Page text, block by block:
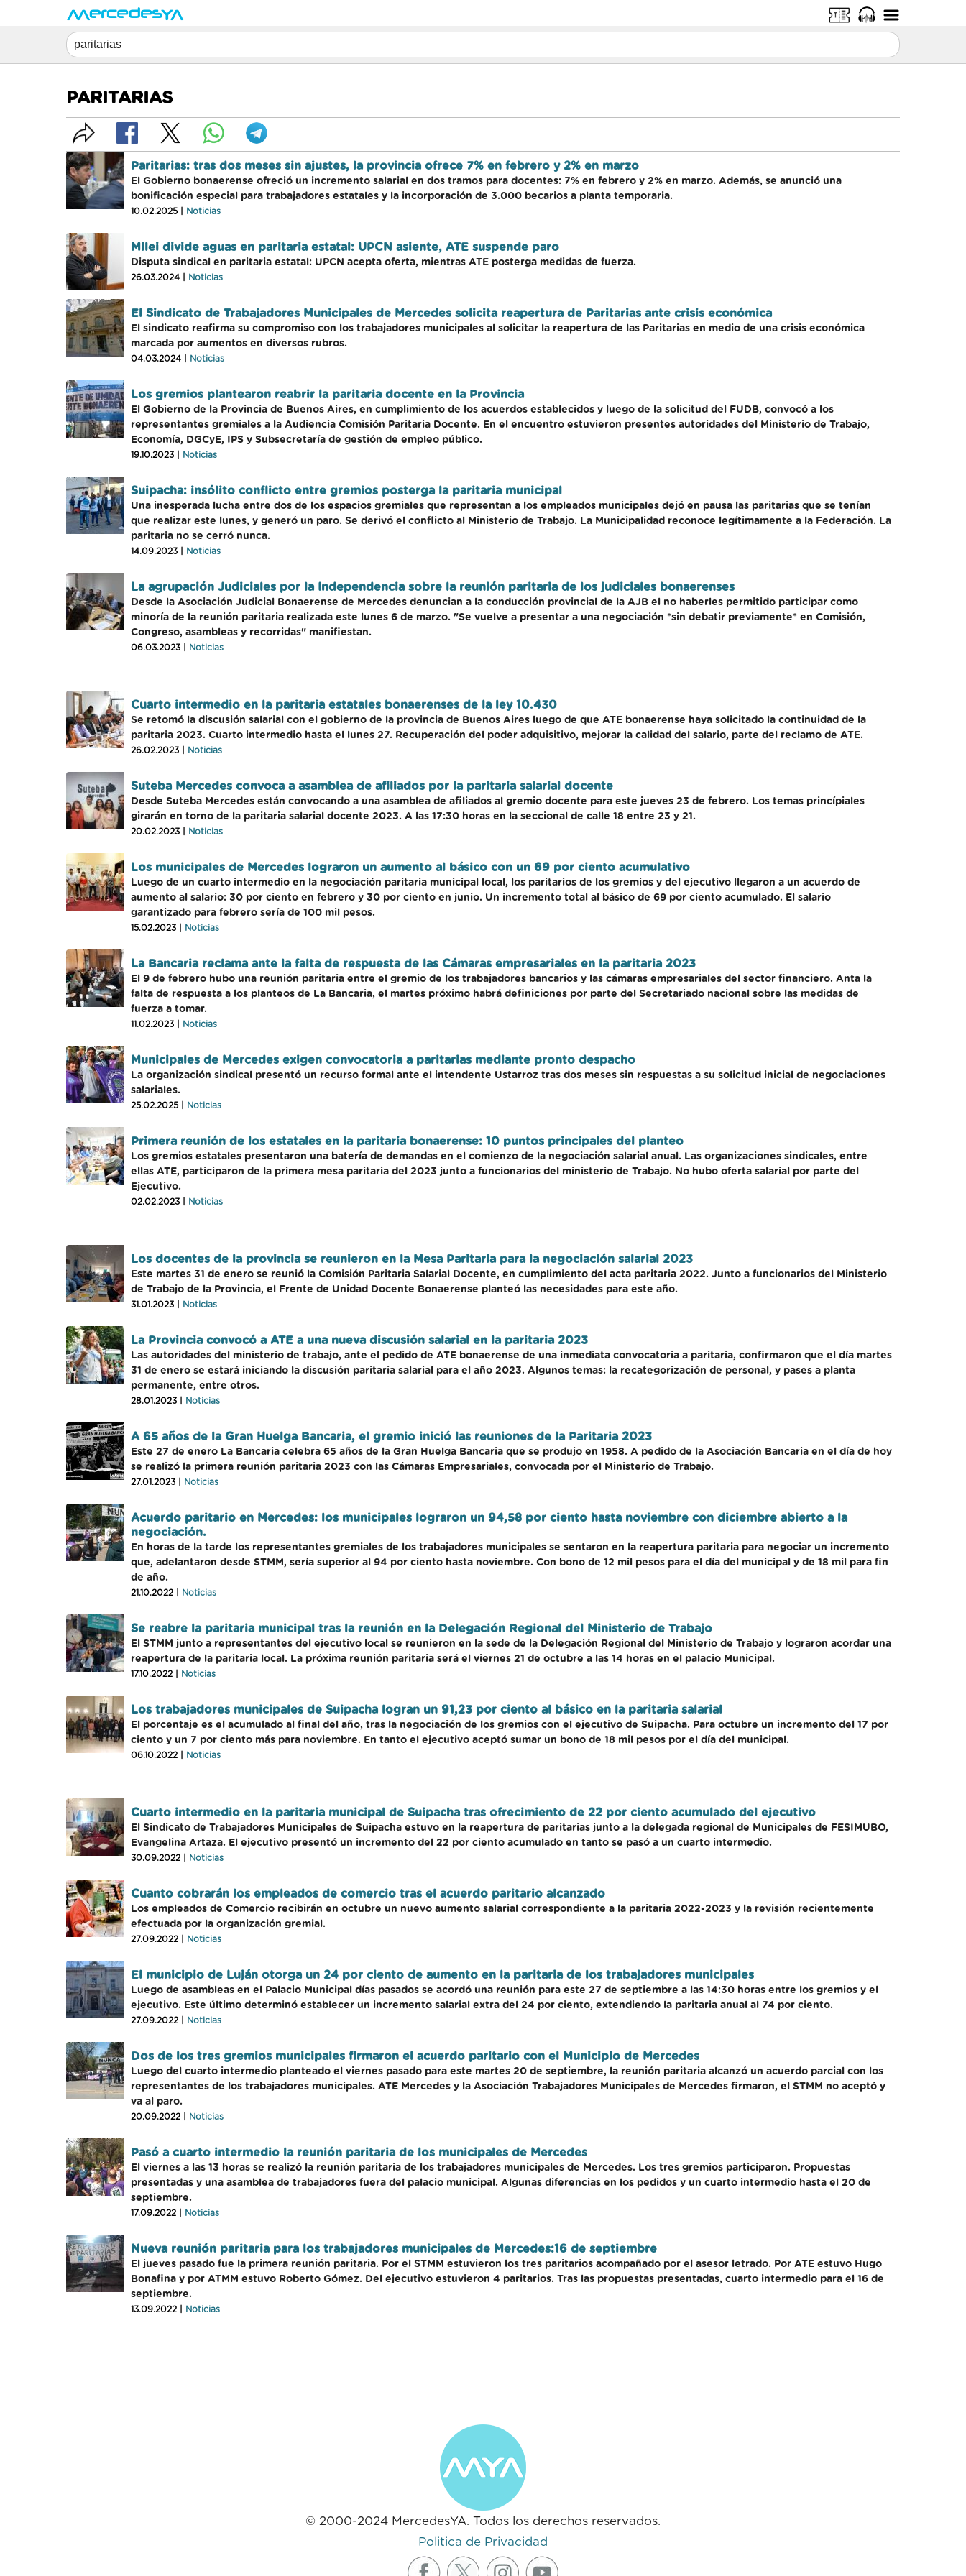
PARITARIAS
Paritarias: tras dos meses sin ajustes, la provincia ofrece 7% en febrero y 2% en marzo
El Gobierno bonaerense ofreció un incremento salarial en dos tramos para docentes: 7% en febrero y 2% en marzo. Además, se anunció una
bonificación especial para trabajadores estatales y la incorporación de 3.000 becarios a planta temporaria.
10.02.2025 | Noticias
Milei divide aguas en paritaria estatal: UPCN asiente, ATE suspende paro
Disputa sindical en paritaria estatal: UPCN acepta oferta, mientras ATE posterga medidas de fuerza.
26.03.2024 | Noticias
El Sindicato de Trabajadores Municipales de Mercedes solicita reapertura de Paritarias ante crisis económica
El sindicato reafirma su compromiso con los trabajadores municipales al solicitar la reapertura de las Paritarias en medio de una crisis económica
marcada por aumentos en diversos rubros.
04.03.2024 | Noticias
Los gremios plantearon reabrir la paritaria docente en la Provincia
El Gobierno de la Provincia de Buenos Aires, en cumplimiento de los acuerdos establecidos y luego de la solicitud del FUDB, convocó a los
representantes gremiales a la Audiencia Comisión Paritaria Docente. En el encuentro estuvieron presentes autoridades del Ministerio de Trabajo,
Economía, DGCyE, IPS y Subsecretaría de gestión de empleo público.
19.10.2023 | Noticias
Suipacha: insólito conflicto entre gremios posterga la paritaria municipal
Una inesperada lucha entre dos de los espacios gremiales que representan a los empleados municipales dejó en pausa las paritarias que se tenían
que realizar este lunes, y generó un paro. Se derivó el conflicto al Ministerio de Trabajo. La Municipalidad reconoce legítimamente a la Federación. La
paritaria no se cerró nunca.
14.09.2023 | Noticias
La agrupación Judiciales por la Independencia sobre la reunión paritaria de los judiciales bonaerenses
Desde la Asociación Judicial Bonaerense de Mercedes denuncian a la conducción provincial de la AJB el no haberles permitido participar como
minoría de la reunión paritaria realizada este lunes 6 de marzo. "Se vuelve a presentar a una negociación *sin debatir previamente* en Comisión,
Congreso, asambleas y recorridas" manifiestan.
06.03.2023 | Noticias
Cuarto intermedio en la paritaria estatales bonaerenses de la ley 10.430
Se retomó la discusión salarial con el gobierno de la provincia de Buenos Aires luego de que ATE bonaerense haya solicitado la continuidad de la
paritaria 2023. Cuarto intermedio hasta el lunes 27. Recuperación del poder adquisitivo, mejorar la calidad del salario, parte del reclamo de ATE.
26.02.2023 | Noticias
Suteba Mercedes convoca a asamblea de afiliados por la paritaria salarial docente
Desde Suteba Mercedes están convocando a una asamblea de afiliados al gremio docente para este jueves 23 de febrero. Los temas princípiales
girarán en torno de la paritaria salarial docente 2023. A las 17:30 horas en la seccional de calle 18 entre 23 y 21.
20.02.2023 | Noticias
Los municipales de Mercedes lograron un aumento al básico con un 69 por ciento acumulativo
Luego de un cuarto intermedio en la negociación paritaria municipal local, los paritarios de los gremios y del ejecutivo llegaron a un acuerdo de
aumento al salario: 30 por ciento en febrero y 30 por ciento en junio. Un incremento total al básico de 69 por ciento acumulado. El salario
garantizado para febrero sería de 100 mil pesos.
15.02.2023 | Noticias
La Bancaria reclama ante la falta de respuesta de las Cámaras empresariales en la paritaria 2023
El 9 de febrero hubo una reunión paritaria entre el gremio de los trabajadores bancarios y las cámaras empresariales del sector financiero. Anta la
falta de respuesta a los planteos de La Bancaria, el martes próximo habrá definiciones por parte del Secretariado nacional sobre las medidas de
fuerza a tomar.
11.02.2023 | Noticias
Municipales de Mercedes exigen convocatoria a paritarias mediante pronto despacho
La organización sindical presentó un recurso formal ante el intendente Ustarroz tras dos meses sin respuestas a su solicitud inicial de negociaciones
salariales.
25.02.2025 | Noticias
Primera reunión de los estatales en la paritaria bonaerense: 10 puntos principales del planteo
Los gremios estatales presentaron una batería de demandas en el comienzo de la negociación salarial anual. Las organizaciones sindicales, entre
ellas ATE, participaron de la primera mesa paritaria del 2023 junto a funcionarios del ministerio de Trabajo. No hubo oferta salarial por parte del
Ejecutivo.
02.02.2023 | Noticias
Los docentes de la provincia se reunieron en la Mesa Paritaria para la negociación salarial 2023
Este martes 31 de enero se reunió la Comisión Paritaria Salarial Docente, en cumplimiento del acta paritaria 2022. Junto a funcionarios del Ministerio
de Trabajo de la Provincia, el Frente de Unidad Docente Bonaerense planteó las necesidades para este año.
31.01.2023 | Noticias
La Provincia convocó a ATE a una nueva discusión salarial en la paritaria 2023
Las autoridades del ministerio de trabajo, ante el pedido de ATE bonaerense de una inmediata convocatoria a paritaria, confirmaron que el día martes
31 de enero se estará iniciando la discusión paritaria salarial para el año 2023. Algunos temas: la recategorización de personal, y pases a planta
permanente, entre otros.
28.01.2023 | Noticias
A 65 años de la Gran Huelga Bancaria, el gremio inició las reuniones de la Paritaria 2023
Este 27 de enero La Bancaria celebra 65 años de la Gran Huelga Bancaria que se produjo en 1958. A pedido de la Asociación Bancaria en el día de hoy
se realizó la primera reunión paritaria 2023 con las Cámaras Empresariales, convocada por el Ministerio de Trabajo.
27.01.2023 | Noticias
Acuerdo paritario en Mercedes: los municipales lograron un 94,58 por ciento hasta noviembre con diciembre abierto a la
negociación.
En horas de la tarde los representantes gremiales de los trabajadores municipales se sentaron en la reapertura paritaria para negociar un incremento
que, adelantaron desde STMM, sería superior al 94 por ciento hasta noviembre. Con bono de 12 mil pesos para el día del municipal y de 18 mil para fin
de año.
21.10.2022 | Noticias
Se reabre la paritaria municipal tras la reunión en la Delegación Regional del Ministerio de Trabajo
El STMM junto a representantes del ejecutivo local se reunieron en la sede de la Delegación Regional del Ministerio de Trabajo y lograron acordar una
reapertura de la paritaria local. La próxima reunión paritaria será el viernes 21 de octubre a las 14 horas en el palacio Municipal.
17.10.2022 | Noticias
Los trabajadores municipales de Suipacha logran un 91,23 por ciento al básico en la paritaria salarial
El porcentaje es el acumulado al final del año, tras la negociación de los gremios con el ejecutivo de Suipacha. Para octubre un incremento del 17 por
ciento y un 7 por ciento más para noviembre. En tanto el ejecutivo aceptó sumar un bono de 18 mil pesos por el día del municipal.
06.10.2022 | Noticias
Cuarto intermedio en la paritaria municipal de Suipacha tras ofrecimiento de 22 por ciento acumulado del ejecutivo
El Sindicato de Trabajadores Municipales de Suipacha estuvo en la reapertura de paritarias junto a la delegada regional de Municipales de FESIMUBO,
Evangelina Artaza. El ejecutivo presentó un incremento del 22 por ciento acumulado en tanto se pasó a un cuarto intermedio.
30.09.2022 | Noticias
Cuanto cobrarán los empleados de comercio tras el acuerdo paritario alcanzado
Los empleados de Comercio recibirán en octubre un nuevo aumento salarial correspondiente a la paritaria 2022-2023 y la revisión recientemente
efectuada por la organización gremial.
27.09.2022 | Noticias
El municipio de Luján otorga un 24 por ciento de aumento en la paritaria de los trabajadores municipales
Luego de asambleas en el Palacio Municipal días pasados se acordó una reunión para este 27 de septiembre a las 14:30 horas entre los gremios y el
ejecutivo. Este último determinó establecer un incremento salarial extra del 24 por ciento, extendiendo la paritaria anual al 74 por ciento.
27.09.2022 | Noticias
Dos de los tres gremios municipales firmaron el acuerdo paritario con el Municipio de Mercedes
Luego del cuarto intermedio planteado el viernes pasado para este martes 20 de septiembre, la reunión paritaria alcanzó un acuerdo parcial con los
representantes de los trabajadores municipales. ATE Mercedes y la Asociación Trabajadores Municipales de Mercedes firmaron, el STMM no aceptó y
va al paro.
20.09.2022 | Noticias
Pasó a cuarto intermedio la reunión paritaria de los municipales de Mercedes
El viernes a las 13 horas se realizó la reunión paritaria de los trabajadores municipales de Mercedes. Los tres gremios participaron. Propuestas
presentadas y una asamblea de trabajadores fuera del palacio municipal. Algunas diferencias en los pedidos y un cuarto intermedio hasta el 20 de
septiembre.
17.09.2022 | Noticias
Nueva reunión paritaria para los trabajadores municipales de Mercedes:16 de septiembre
El jueves pasado fue la primera reunión paritaria. Por el STMM estuvieron los tres paritarios acompañado por el asesor letrado. Por ATE estuvo Hugo
Bonafina y por ATMM estuvo Roberto Gómez. Del ejecutivo estuvieron 4 paritarios. Tras las propuestas presentadas, cuarto intermedio para el 16 de
septiembre.
13.09.2022 | Noticias
© 2000-2024 MercedesYA. Todos los derechos reservados.
Politica de Privacidad